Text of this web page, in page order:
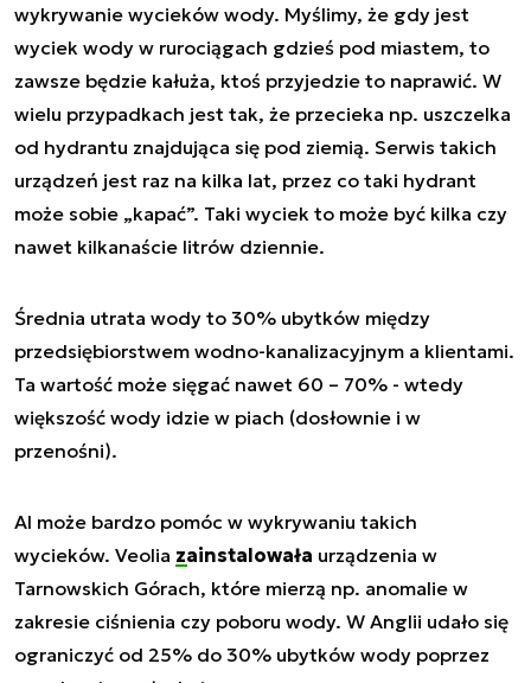
wykrywanie wycieków wody. Myślimy, że gdy jest
wyciek wody w rurociągach gdzieś pod miastem, to
zawsze będzie kałuża, ktoś przyjedzie to naprawić. W
wielu przypadkach jest tak, że przecieka np. uszczelka
od hydrantu znajdująca się pod ziemią. Serwis takich
urządzeń jest raz na kilka lat, przez co taki hydrant
może sobie „kapać”. Taki wyciek to może być kilka czy
nawet kilkanaście litrów dziennie.
Średnia utrata wody to 30% ubytków między
przedsiębiorstwem wodno-kanalizacyjnym a klientami.
Ta wartość może sięgać nawet 60 – 70% - wtedy
większość wody idzie w piach (dosłownie i w
przenośni).
AI może bardzo pomóc w wykrywaniu takich
wycieków. Veolia zainstalowała urządzenia w
Tarnowskich Górach, które mierzą np. anomalie w
zakresie ciśnienia czy poboru wody. W Anglii udało się
ograniczyć od 25% do 30% ubytków wody poprzez